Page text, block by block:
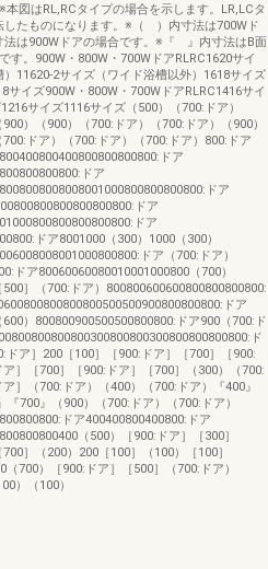
本図はRL,RCタイプの場合を示します。LR,LCタ
したものになります。※（ ）内寸法は700Wド
は900Wドアの場合です。※『 』内寸法はB面
す。900W・800W・700WドアRLRC1620サイ
）11620-2サイズ（ワイド浴槽以外）1618サイズ
サイズ900W・800W・700WドアRLRC1416サイ
サイズ1116サイズ（500）（700:ドア）
900）（900）（700:ドア）（700:ドア）（900）
700:ドア）（700:ドア）（700:ドア）800:ドア
ドア
ドア
ドア
ドア
ドア
ドア8001000（300）1000（300）
ドア（700:ドア）
ドア80060060080010001000800（700）
500］（700:ドア）800800600600800800800800:
ドア
600）800800900500500800800:ドア900（700:ド
ド
ドア］200［100］［900:ドア］［700］［900:
ア］［700］［900:ドア］［700］（300）（700:
ア］（700:ドア）（400）（700:ドア）『400』
『700』（900）（700:ドア）（700:ドア）
ドア400400800400800:ドア
（500）［900:ドア］［300］
700］（200）200［100］（100）［100］
（700）［900:ドア］［500］（700:ドア）
）（100）